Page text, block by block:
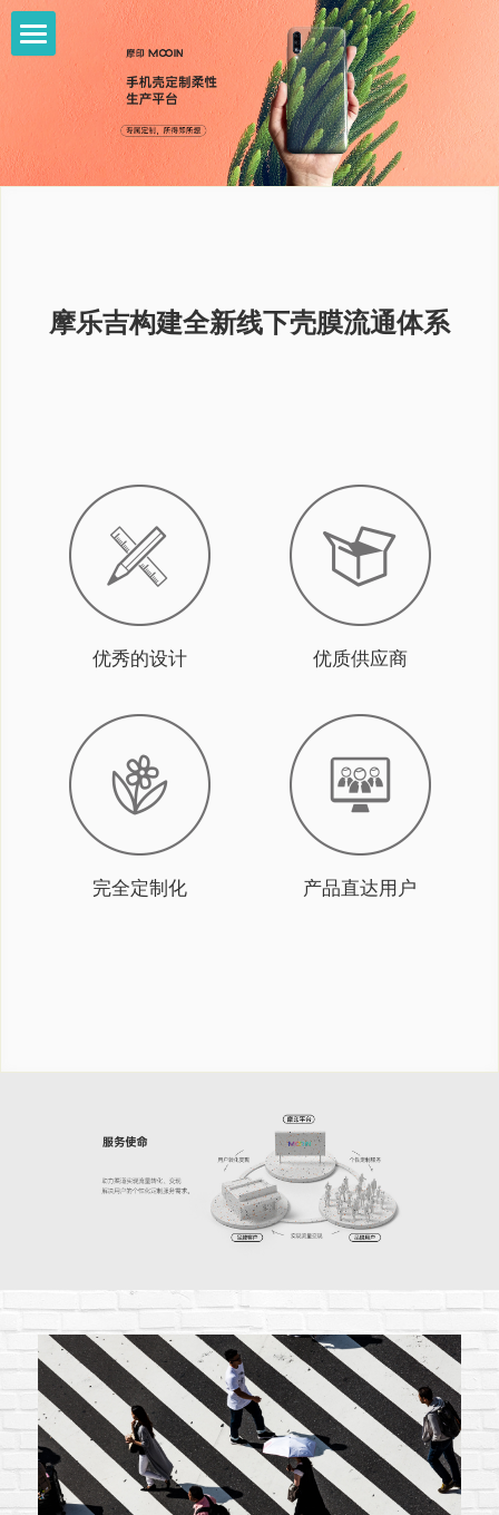
首页
关于摩乐吉
孵化品牌
摩乐吉构建全新线下壳膜流通体系
优秀的设计 优质供应商
完全定制化 产品直达用户